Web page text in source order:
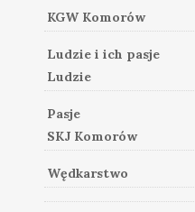
KGW Komorów
Ludzie i ich pasje
Ludzie
Pasje
SKJ Komorów
Wędkarstwo